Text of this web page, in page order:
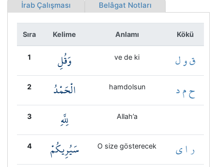
Kökler
Üyelik
İrab Çalışması
Belâgat Notları
Sıra Kelime Anlamı Kökü
1 وَقُلِ ve de ki ق و ل
2 الْحَمْدُ hamdolsun ح م د
3 لِلَّهِ Allah’a
4 سَيُرِيكُمْ O size gösterecek ر ا ي